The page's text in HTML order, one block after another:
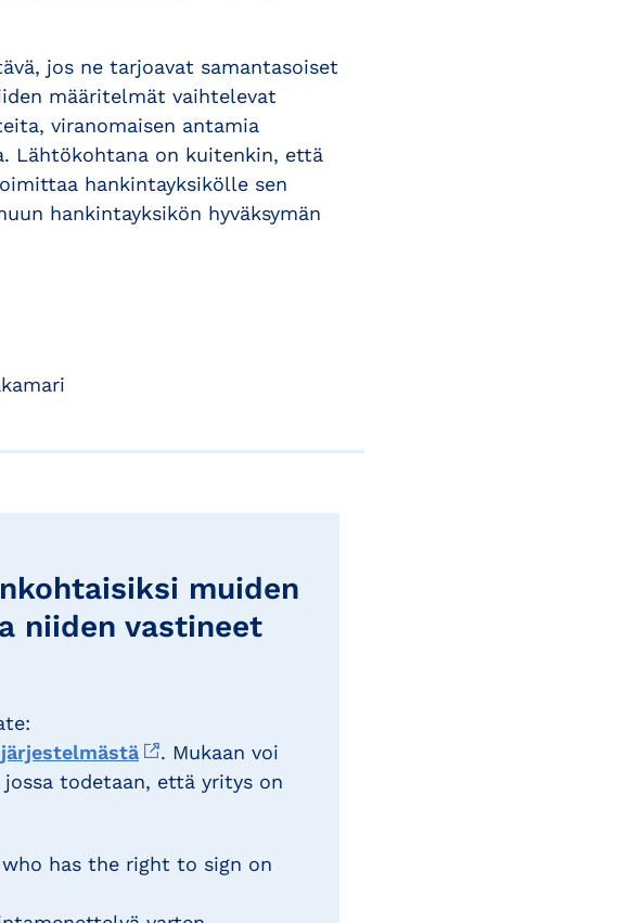
jos ne tarjoavat samantasoiset
määritelmät vaihtelevat
viranomaisen antamia
Lähtökohtana on kuitenkin, että
hankintayksikölle sen
hankintayksikön hyväksymän
muiden
niiden vastineet
. Mukaan voi
jossa todetaan, että yritys on
has the right to sign on